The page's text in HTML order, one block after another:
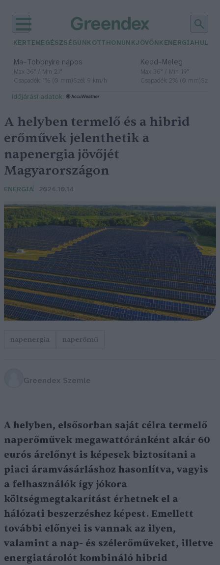
KERTEM EGÉSZSÉGÜNK OTTHONUNKJÖVŐNK ENERGIA
Ma– Többnyire napos
Max 36° / Min 21°
Csapadék: 1% (0 mm)Szél: 9 km/h
Kedd– Meleg
Max 36° / Min 19°
Csapadék: 2% (0 mm)Szél:
időjárási adatok:
A helyben termelő és a hibrid
erőművek jelenthetik a
napenergia jövőjét
Magyarországon
ENERGIA 2024.10.14
napenergia naperőmű
Greendex Szemle
A helyben, elsősorban saját célra termelő
naperőművek megawattóránként akár 60
eurós árelőnyt is képesek biztosítani a
piaci áramvásárláshoz hasonlítva, vagyis
a felhasználók így jókora
költségmegtakarítást érhetnek el a
hálózati beszerzéshez képest. Emellett
további előnyei is vannak az ilyen,
valamint a nap- és szélerőműveket, illetve
energiatárolót kombináló hibrid